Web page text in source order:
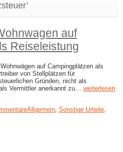
auf
Reiseleistung
auf Campingplätzen als
von Stellplätzen für
Gründen, nicht als
Vermittler anerkannt zu… weiterlesen
Allgemein, Sonstige Urteile,